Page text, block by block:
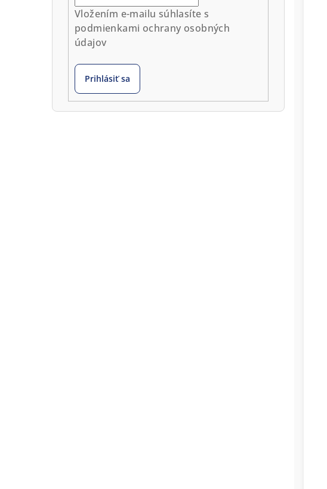
Vložením e-mailu súhlasíte s
podmienkami ochrany osobných
údajov
Prihlásiť sa